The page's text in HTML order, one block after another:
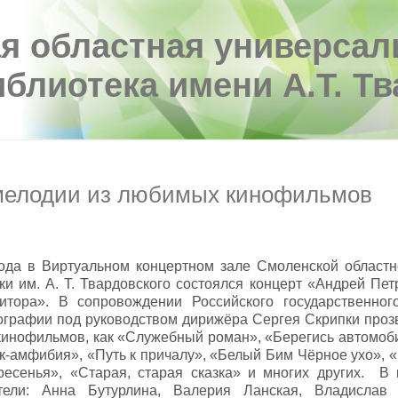
областная
имени А.Т.
из любимых кинофильмов
в Виртуальном концертном зале Смоленской
им. А. Т. Твардовского состоялся концерт «Андрей
В сопровождении Российского
под руководством дирижёра Сергея Скрипки
как «Служебный роман», «Берегись
амфибия», «Путь к причалу», «Белый Бим Чёрное ухо»,
«Старая, старая сказка» и многих других. В
Анна Бутурлина, Валерия Ланская, Владислав